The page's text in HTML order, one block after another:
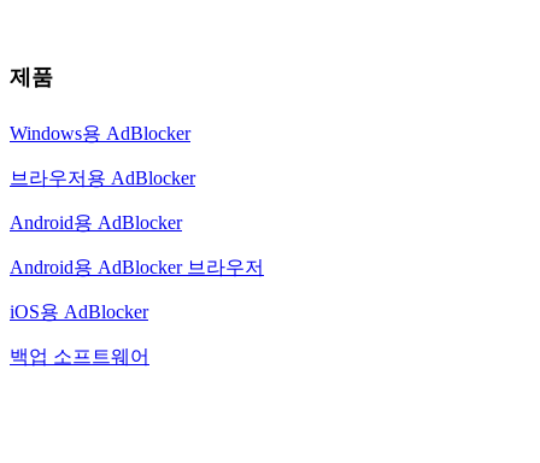
제품
Windows용 AdBlocker
브라우저용 AdBlocker
Android용 AdBlocker
Android용 AdBlocker 브라우저
iOS용 AdBlocker
백업 소프트웨어